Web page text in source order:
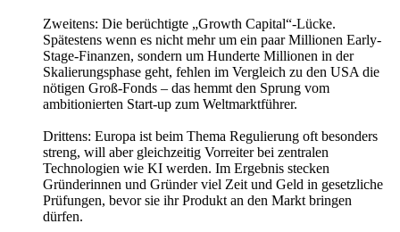
Zweitens: Die berüchtigte „Growth Capital“-Lücke.
Spätestens wenn es nicht mehr um ein paar Millionen Early-
Stage-Finanzen, sondern um Hunderte Millionen in der
Skalierungsphase geht, fehlen im Vergleich zu den USA die
nötigen Groß-Fonds – das hemmt den Sprung vom
ambitionierten Start-up zum Weltmarktführer.
Drittens: Europa ist beim Thema Regulierung oft besonders
streng, will aber gleichzeitig Vorreiter bei zentralen
Technologien wie KI werden. Im Ergebnis stecken
Gründerinnen und Gründer viel Zeit und Geld in gesetzliche
Prüfungen, bevor sie ihr Produkt an den Markt bringen
dürfen.